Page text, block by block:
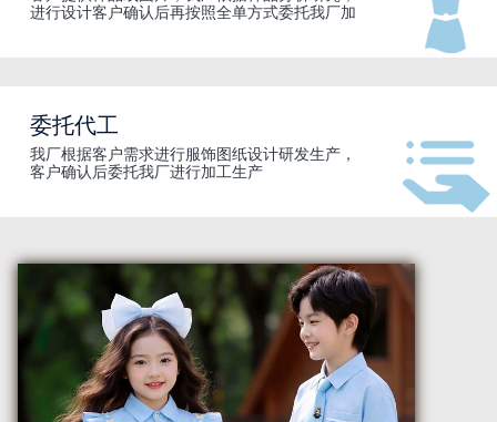
进行设计客户确认后再按照全单方式委托我厂加
委托代工
我厂根据客户需求进行服饰图纸设计研发生产，
客户确认后委托我厂进行加工生产